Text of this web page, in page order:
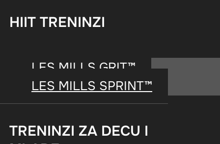
HIIT TRENINZI
LES MILLS GRIT™
LES MILLS SPRINT™
TRENINZI ZA DECU I
LES MILLS